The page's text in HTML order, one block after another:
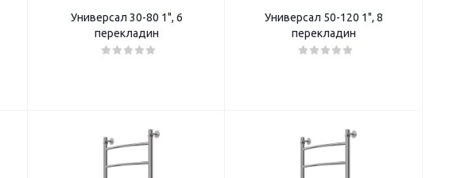
Универсал 30-80 1", 6
перекладин
Универсал 50-120 1", 8
перекладин